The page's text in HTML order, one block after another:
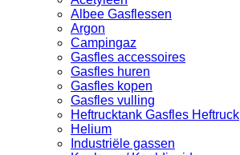
Albee Gasflessen
Argon
Campingaz
Gasfles accessoires
Gasfles huren
Gasfles kopen
Gasfles vulling
Heftrucktank Gasfles Heftruck
Helium
Industriële gassen